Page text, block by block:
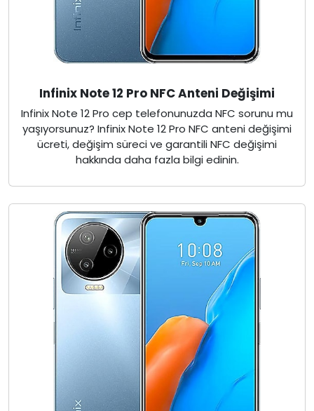
Infinix Note 12 Pro NFC Anteni Değişimi
Infinix Note 12 Pro cep telefonunuzda NFC sorunu mu
yaşıyorsunuz? Infinix Note 12 Pro NFC anteni değişimi
ücreti, değişim süreci ve garantili NFC değişimi
hakkında daha fazla bilgi edinin.